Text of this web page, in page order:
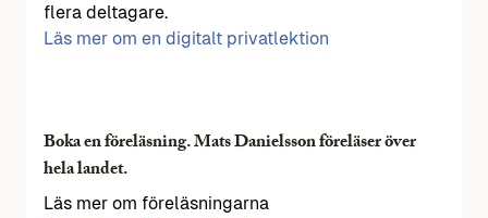
flera deltagare.
Läs mer om en digitalt privatlektion
Boka en föreläsning. Mats Danielsson föreläser över
hela landet.
Läs mer om föreläsningarna